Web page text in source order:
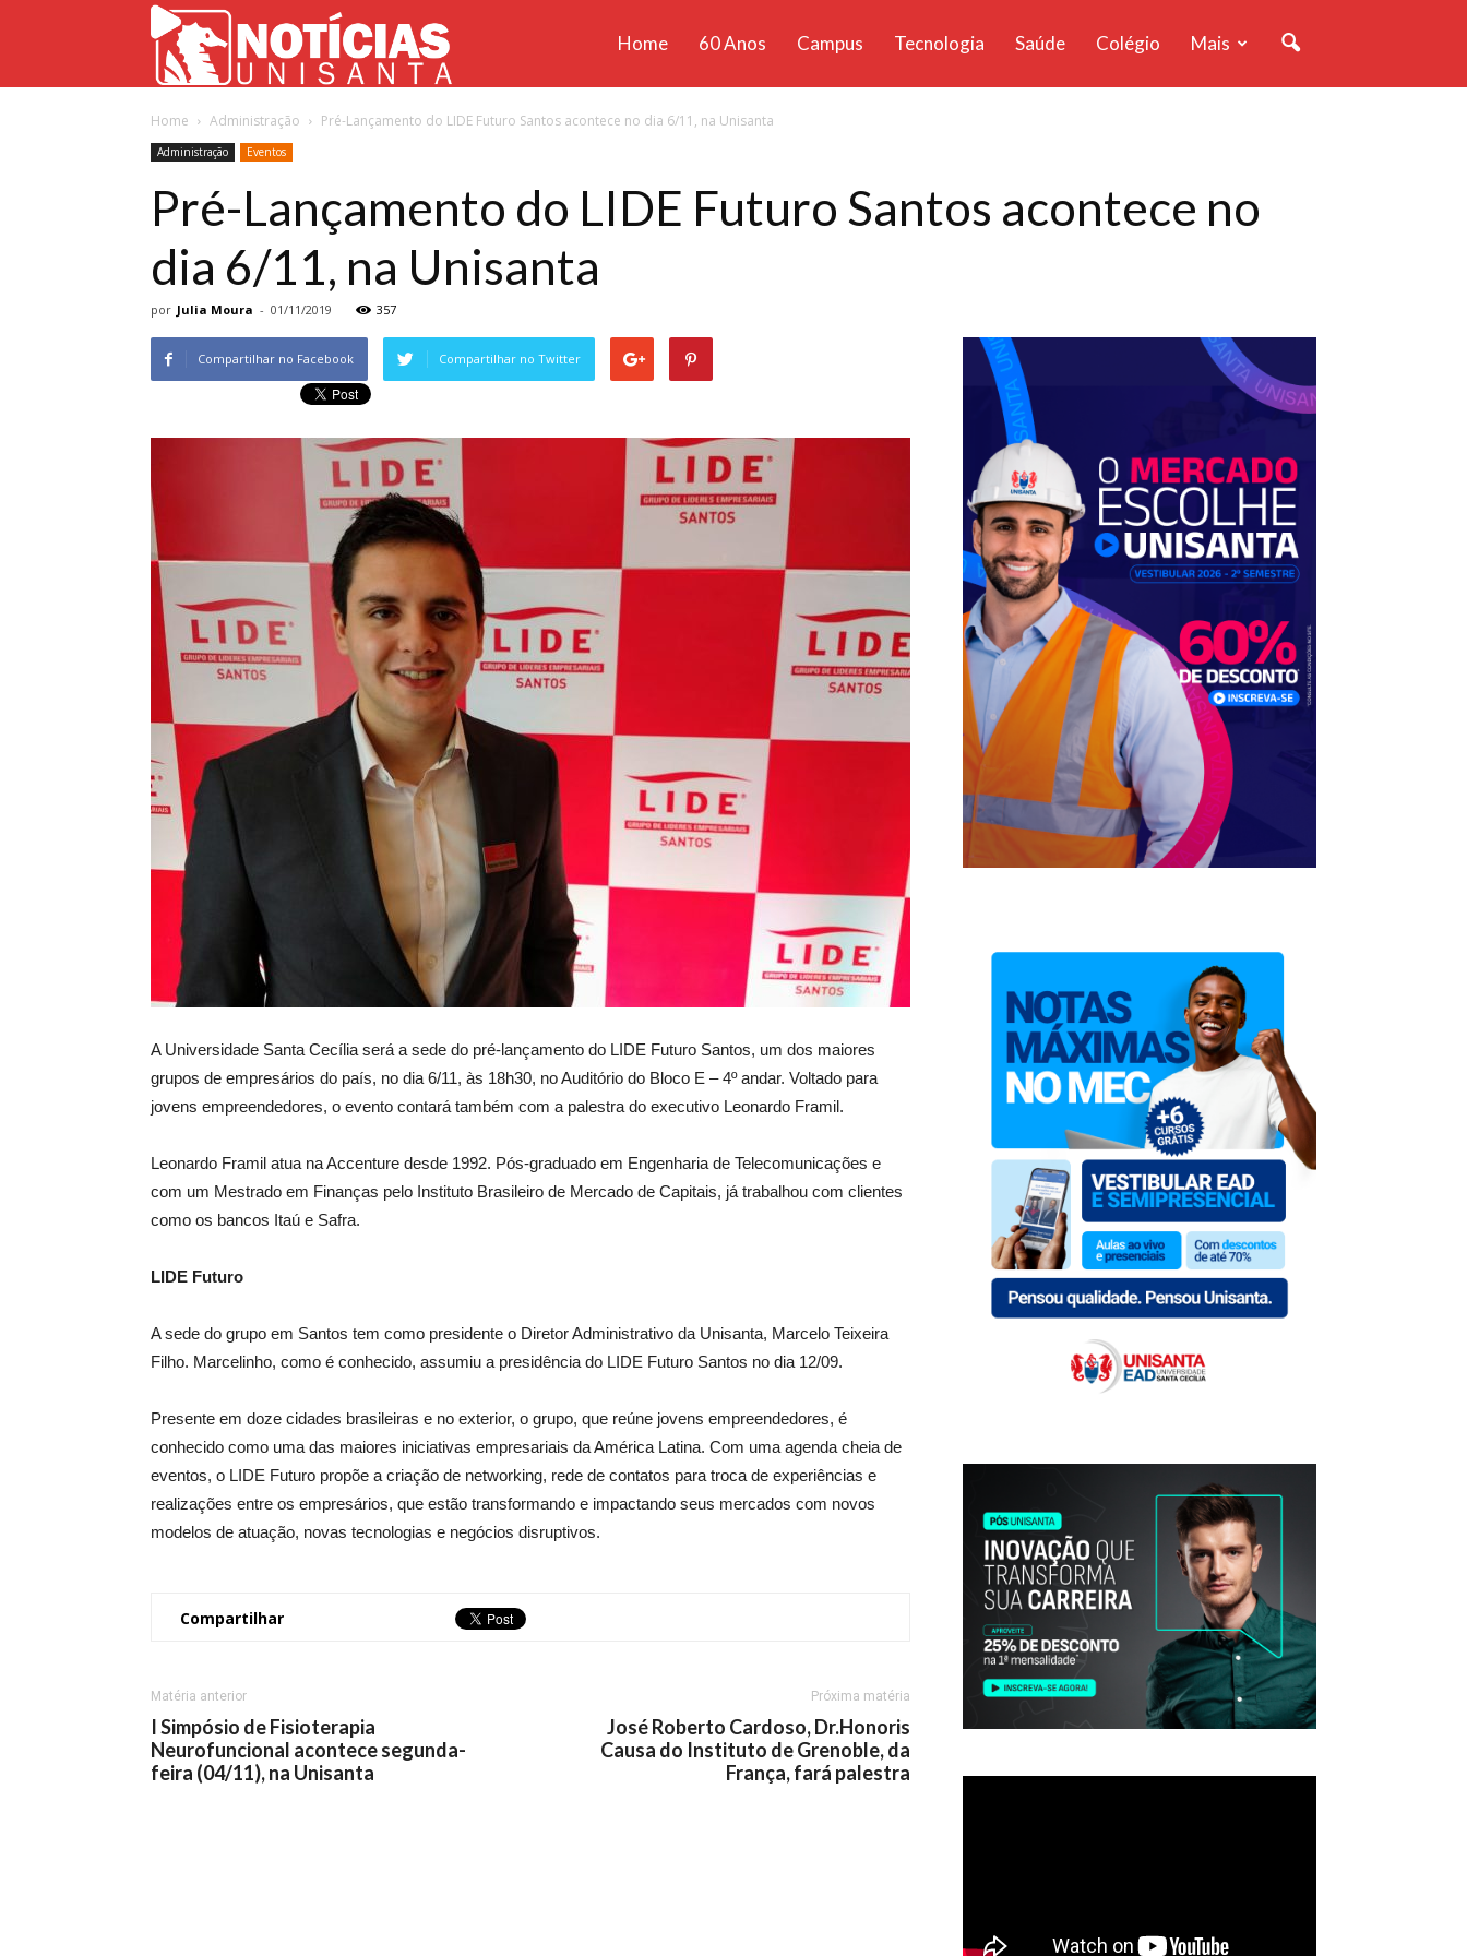
Unisanta
Home 60 Anos Campus Tecnologia Saúde Colégio Mais
Home Administração Pré-Lançamento do LIDE Futuro Santos acontece no dia 6/11, na Unisanta
Administração Eventos
Pré-Lançamento do LIDE Futuro Santos acontece no
dia 6/11, na Unisanta
por Julia Moura - 01/11/2019 357
Compartilhar no Facebook Compartilhar no Twitter
A Universidade Santa Cecília será a sede do pré-lançamento do LIDE Futuro Santos, um dos maiores
grupos de empresários do país, no dia 6/11, às 18h30, no Auditório do Bloco E – 4º andar. Voltado para
jovens empreendedores, o evento contará também com a palestra do executivo Leonardo Framil.
Leonardo Framil atua na Accenture desde 1992. Pós-graduado em Engenharia de Telecomunicações e
com um Mestrado em Finanças pelo Instituto Brasileiro de Mercado de Capitais, já trabalhou com clientes
como os bancos Itaú e Safra.
LIDE Futuro
A sede do grupo em Santos tem como presidente o Diretor Administrativo da Unisanta, Marcelo Teixeira
Filho. Marcelinho, como é conhecido, assumiu a presidência do LIDE Futuro Santos no dia 12/09.
Presente em doze cidades brasileiras e no exterior, o grupo, que reúne jovens empreendedores, é
conhecido como uma das maiores iniciativas empresariais da América Latina. Com uma agenda cheia de
eventos, o LIDE Futuro propõe a criação de networking, rede de contatos para troca de experiências e
realizações entre os empresários, que estão transformando e impactando seus mercados com novos
modelos de atuação, novas tecnologias e negócios disruptivos.
Compartilhar
Matéria anterior
I Simpósio de Fisioterapia
Neurofuncional acontece segunda-
feira (04/11), na Unisanta
Próxima matéria
José Roberto Cardoso, Dr.Honoris
Causa do Instituto de Grenoble, da
França, fará palestra